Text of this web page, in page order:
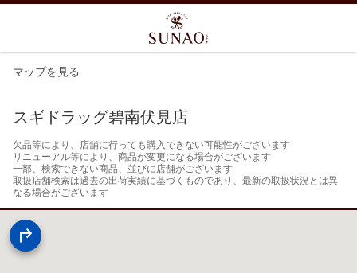
マップを見る
スギドラッグ碧南伏見店
欠品等により、店舗に行っても購入できない可能性がございます
リニューアル等により、商品が変更になる場合がございます
一部、検索できない商品、並びに店舗がございます
取扱店舗検索は過去の出荷実績に基づくものであり、最新の取扱状況とは異
なる場合がございます